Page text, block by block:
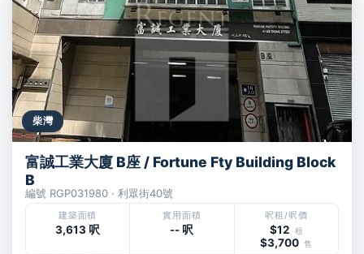
柴灣
富誠工業大廈 B座 / Fortune Fty Building Block
B
編號 RGP031980 · 利眾街40號
建築面積
3,613 呎
實用面積
-- 呎
呎租/呎價
$12 租
$3,700 售